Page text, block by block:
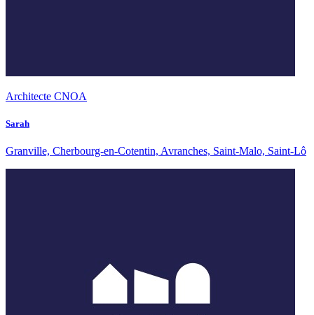
Architecte CNOA
Sarah
Granville, Cherbourg-en-Cotentin, Avranches, Saint-Malo, Saint-Lô